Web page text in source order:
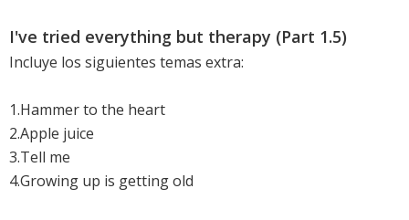
I've tried everything but therapy (Part 1.5)
Incluye los siguientes temas extra:
1.Hammer to the heart
2.Apple juice
3.Tell me
4.Growing up is getting old